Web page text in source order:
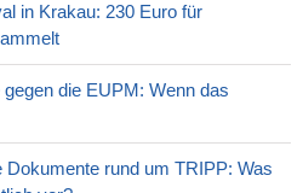
in Krakau: 230 Euro für
die EUPM: Wenn das
Dokumente rund um TRIPP: Was